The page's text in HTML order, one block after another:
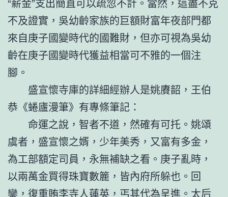
不及證實，吳幼齡家族的巨額財富年夜部門都
來自庚子國變時代的國難財，但亦可視為吳幼
齡在庚子國變時代獲益相當可不雅的一個注
腳。
盛宣懷寺庫的詳細經辦人是姚賡韶，王伯
恭《蜷廬漫筆》有專條筆記：
命運之說，智者不道，然確有可托。姚頌
虞者，盛宣懷之婿，少年美秀，又富有多金，
為工部額定司員，永無補缺之看。庚子亂時，
以兩萬金買得珠寶數簏，皆內府所躲也。回
鑾，復重賄李寺人蓮英，丐其代為呈進。太后